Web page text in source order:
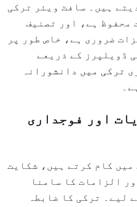
ہیں۔ سافٹ ویئر ترکی
محفوظ ہے، اور تصنیف
ضروری ہے، خاص طور پر
ڈویلپرز کے ذریعے
ترکی میں دانشورانہ
اور فوجداری
میں کام کرتے ہیں، شکایت
الزامات کا سامنا
لیے۔ ترکی کا ضابطہ